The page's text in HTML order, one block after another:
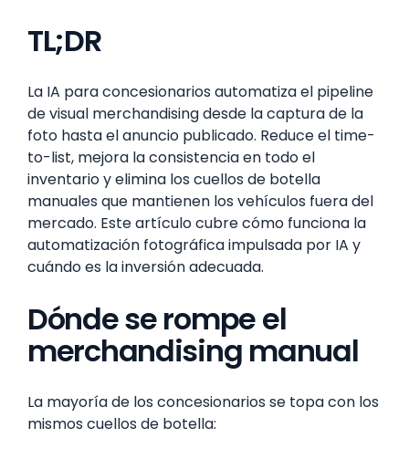
TL;DR
La IA para concesionarios automatiza el pipeline
de visual merchandising desde la captura de la
foto hasta el anuncio publicado. Reduce el time-
to-list, mejora la consistencia en todo el
inventario y elimina los cuellos de botella
manuales que mantienen los vehículos fuera del
mercado. Este artículo cubre cómo funciona la
automatización fotográfica impulsada por IA y
cuándo es la inversión adecuada.
Dónde se rompe el
merchandising manual
La mayoría de los concesionarios se topa con los
mismos cuellos de botella: